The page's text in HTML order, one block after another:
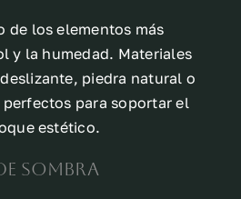
de los elementos más
y la humedad. Materiales
piedra natural o
para soportar el
estético.
sombra